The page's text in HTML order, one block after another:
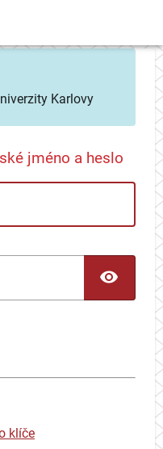
Karlovy
jméno a heslo
klíče